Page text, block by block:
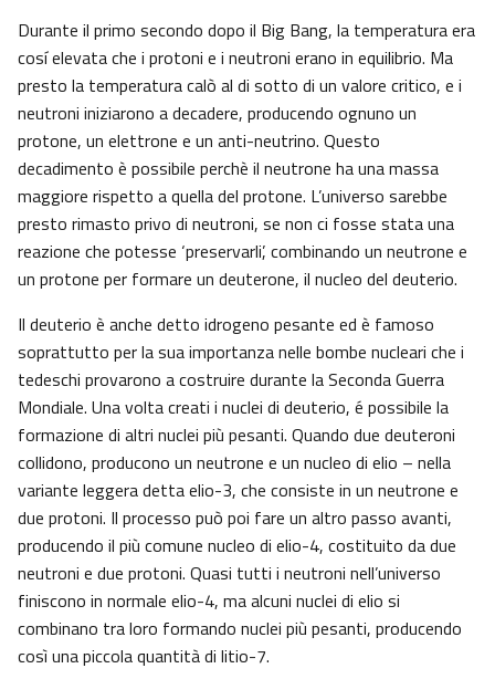
Durante il primo secondo dopo il Big Bang, la temperatura era
cosí elevata che i protoni e i neutroni erano in equilibrio. Ma
presto la temperatura calò al di sotto di un valore critico, e i
neutroni iniziarono a decadere, producendo ognuno un
protone, un elettrone e un anti-neutrino. Questo
decadimento è possibile perchè il neutrone ha una massa
maggiore rispetto a quella del protone. L’universo sarebbe
presto rimasto privo di neutroni, se non ci fosse stata una
reazione che potesse ‘preservarli’, combinando un neutrone e
un protone per formare un deuterone, il nucleo del deuterio.
Il deuterio è anche detto idrogeno pesante ed è famoso
soprattutto per la sua importanza nelle bombe nucleari che i
tedeschi provarono a costruire durante la Seconda Guerra
Mondiale. Una volta creati i nuclei di deuterio, é possibile la
formazione di altri nuclei più pesanti. Quando due deuteroni
collidono, producono un neutrone e un nucleo di elio – nella
variante leggera detta elio-3, che consiste in un neutrone e
due protoni. Il processo può poi fare un altro passo avanti,
producendo il più comune nucleo di elio-4, costituito da due
neutroni e due protoni. Quasi tutti i neutroni nell’universo
finiscono in normale elio-4, ma alcuni nuclei di elio si
combinano tra loro formando nuclei più pesanti, producendo
così una piccola quantità di litio-7.